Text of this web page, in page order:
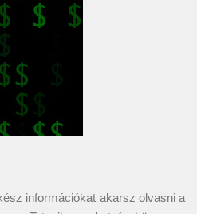
információkat akarsz olvasni a